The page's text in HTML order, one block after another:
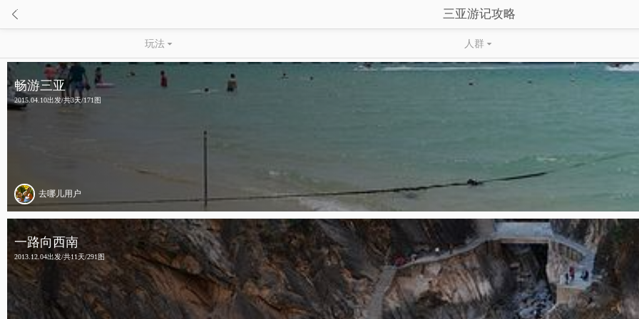
 三亚游记攻略
玩法  人群 
畅游三亚
2015.04.10出发/共3天/171图
去哪儿用户
一路向西南
2013.12.04出发/共11天/291图